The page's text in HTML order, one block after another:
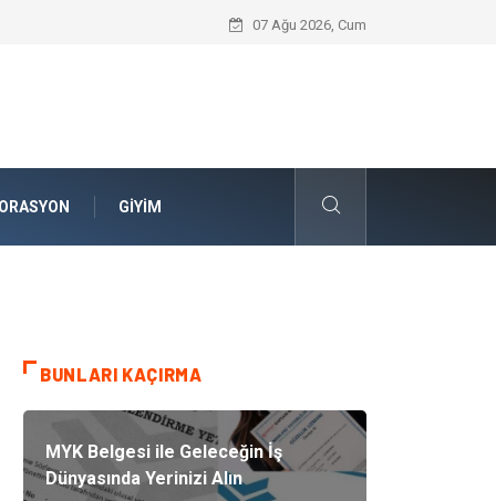
Komple Tır Taşımacılığı ve Lojistik
07 Ağu 2026, Cum
GIYIM
BUNLARI KAÇIRMA
MYK Belgesi ile Geleceğin İş
Dünyasında Yerinizi Alın